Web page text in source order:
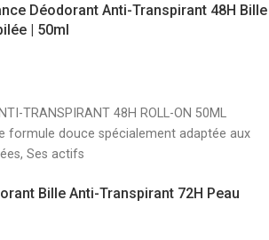
Déodorant Anti-Transpirant 48H Bille
| 50ml
TRANSPIRANT 48H ROLL-ON 50ML
formule douce spécialement adaptée aux
Ses actifs
Bille Anti-Transpirant 72H Peau